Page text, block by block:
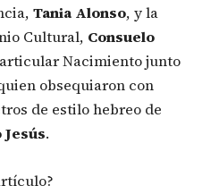
Tania Alonso, y la
Cultural, Consuelo
Nacimiento junto
obsequiaron con
de estilo hebreo de
.